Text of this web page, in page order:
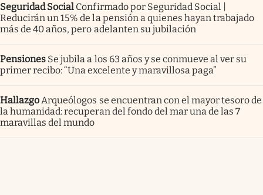
Seguridad Social Confirmado por Seguridad Social |
Reducirán un 15% de la pensión a quienes hayan trabajado
más de 40 años, pero adelanten su jubilación
Pensiones Se jubila a los 63 años y se conmueve al ver su
primer recibo: “Una excelente y maravillosa paga”
Hallazgo Arqueólogos se encuentran con el mayor tesoro de
la humanidad: recuperan del fondo del mar una de las 7
maravillas del mundo